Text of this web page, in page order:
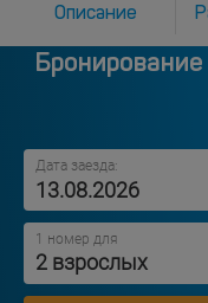
Описание
Дата заезда:
1 номер для
2 взрослых